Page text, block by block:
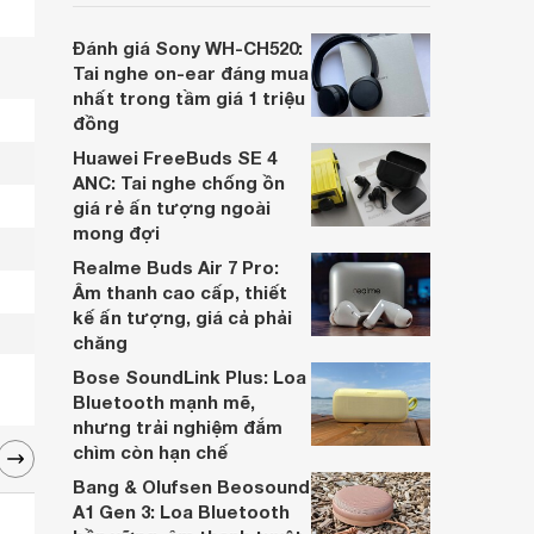
dựa trên nhu cầu và sở thích cá nhân. Cả
hai đều là sản phẩm chất lượng cao,
nhưng hướng tới đối tượng khách hàng
khác nhau.
Đánh giá Sony WH-CH520:
Tai nghe on-ear đáng mua
nhất trong tầm giá 1 triệu
đồng
Huawei FreeBuds SE 4
ANC: Tai nghe chống ồn
giá rẻ ấn tượng ngoài
mong đợi
Realme Buds Air 7 Pro:
Âm thanh cao cấp, thiết
kế ấn tượng, giá cả phải
chăng
Bose SoundLink Plus: Loa
Bluetooth mạnh mẽ,
nhưng trải nghiệm đắm
chìm còn hạn chế
Bang & Olufsen Beosound
A1 Gen 3: Loa Bluetooth